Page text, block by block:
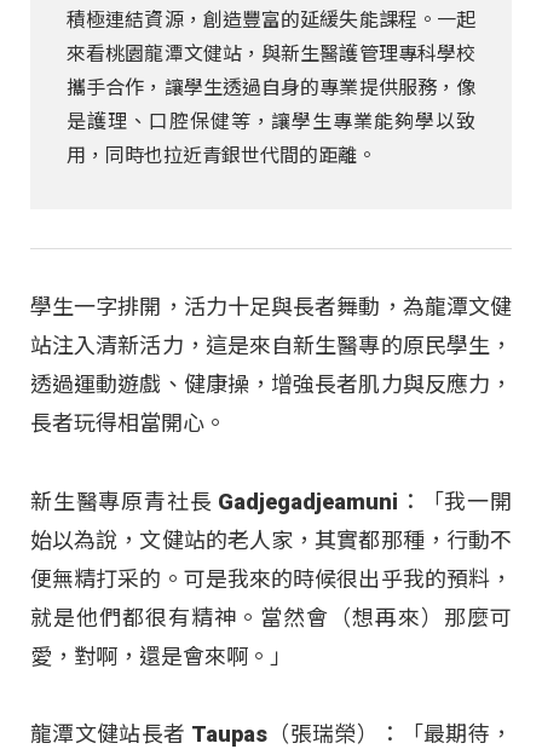
積極連結資源，創造豐富的延緩失能課程。一起
來看桃園龍潭文健站，與新生醫護管理專科學校
攜手合作，讓學生透過自身的專業提供服務，像
是護理、口腔保健等，讓學生專業能夠學以致
用，同時也拉近青銀世代間的距離。
學生一字排開，活力十足與長者舞動，為龍潭文健
站注入清新活力，這是來自新生醫專的原民學生，
透過運動遊戲、健康操，增強長者肌力與反應力，
長者玩得相當開心。
新生醫專原青社長 Gadjegadjeamuni：「我一開
始以為說，文健站的老人家，其實都那種，行動不
便無精打采的。可是我來的時候很出乎我的預料，
就是他們都很有精神。當然會（想再來）那麼可
愛，對啊，還是會來啊。」
龍潭文健站長者 Taupas（張瑞榮）：「最期待，